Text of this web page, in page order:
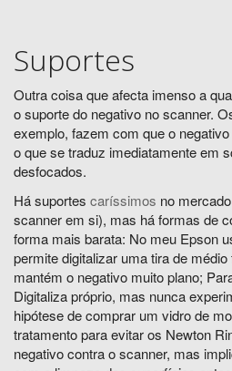
Suportes
Outra coisa que afecta imenso a
o suporte do negativo no scanner.
exemplo, fazem com que o
o que se traduz imediatamente em
desfocados.
Há suportes caríssimos no
scanner em si), mas há formas de
forma mais barata: No meu Epson
permite digitalizar uma tira de
mantém o negativo muito plano;
Digitaliza próprio, mas nunca
hipótese de comprar um vidro de
tratamento para evitar os Newton
negativo contra o scanner, mas